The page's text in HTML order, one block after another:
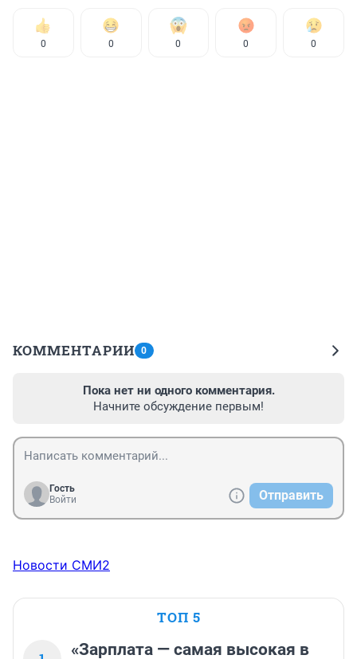
0 0 0 0 0
КОММЕНТАРИИ 0
Пока нет ни одного комментария.
Начните обсуждение первым!
Гость
Войти
Отправить
Новости СМИ2
ТОП 5
«Зарплата — самая высокая в